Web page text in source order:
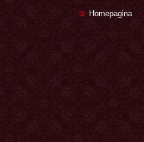
Homepagina